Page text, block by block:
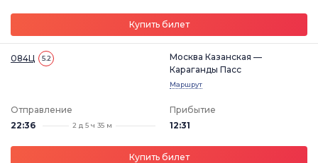
Купить билет
084Ц 5.2
Москва Казанская —
Караганды Пасс
Маршрут
Отправление
22:36
2 д 5 ч 35 м
Прибытие
12:31
Купить билет